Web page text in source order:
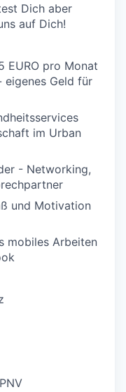
Dich aber
auf Dich!
EURO pro Monat
eigenes Geld für
im Urban
- Networking,
und Motivation
mobiles Arbeiten